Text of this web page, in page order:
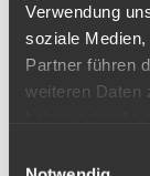
Verwendung
soziale
Partner führen
weiteren Daten